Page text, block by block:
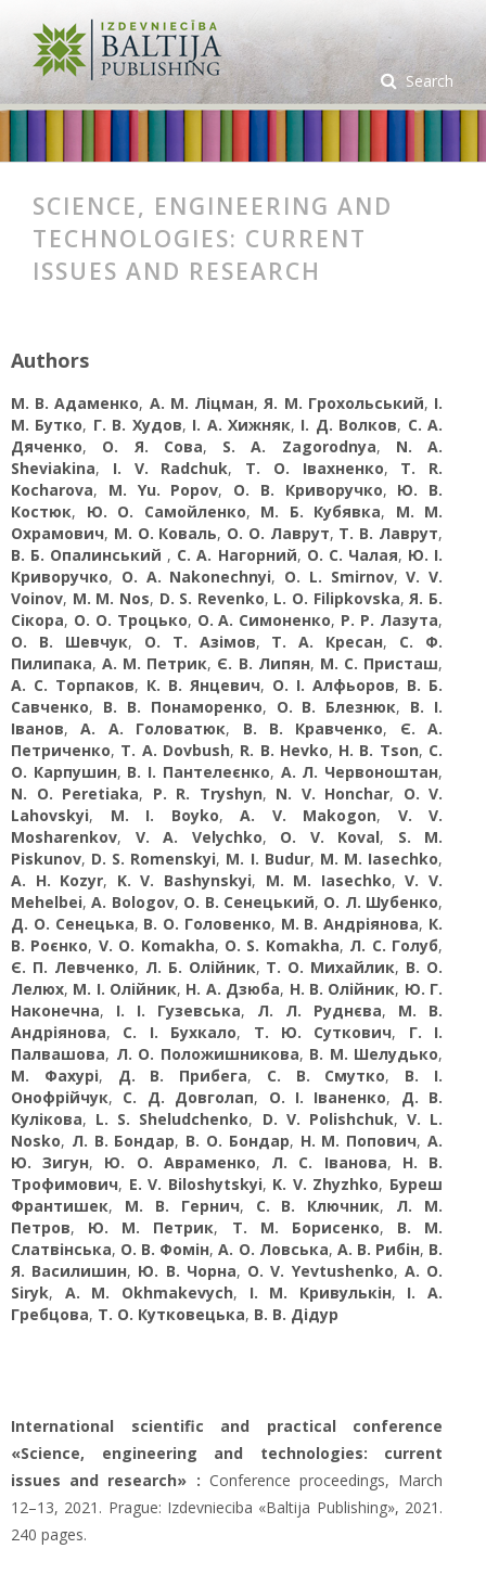
Search
SCIENCE, ENGINEERING AND
TECHNOLOGIES: CURRENT
ISSUES AND RESEARCH
Authors
М. В. Адаменко, А. М. Ліцман,Я. М. Грохольський, І.
М. Бутко, Г. В. Худов, І. А. Хижняк, І. Д. Волков, С. А.
Дяченко, О. Я. Сова, S. A. Zagorodnya, N. A.
Sheviakina, I. V. Radchuk, Т. О. Івахненко, T. R.
Kocharova, M. Yu. Popov, О. В. Криворучко, Ю. В.
Костюк, Ю. О. Самойленко, М. Б. Кубявка, М. М.
Охрамович, М. О. Коваль, О. О. Лаврут, Т. В. Лаврут,
В. Б. Опалинський , С. А. Нагорний, О. С. Чалая, Ю. І.
Криворучко, O. A. Nakonechnyi, O. L. Smirnov,V. V.
Voinov, M. M. Nos, D. S. Revenko, L. O. Filipkovska,Я. Б.
Сікора, О. О. Троцько, О. А. Симоненко, Р. Р. Лазута,
О. В. Шевчук, О. Т. Азімов, Т. А. Кресан, С. Ф.
Пилипака,А. М. Петрик, Є. В. Липян, М. С. Присташ,
А. С. Торпаков, К. В. Янцевич, О. І. Алфьоров, В. Б.
Савченко, В. В. Понаморенко, О. В. Блезнюк, В. І.
Іванов,А. А. Головатюк, В. В. Кравченко, Є. А.
Петриченко, T. A. Dovbush, R. B. Hevko, H. B. Tson, С.
О. Карпушин, В. І. Пантелеєнко, А. Л. Червоноштан,
N. O. Peretiaka, P. R. Tryshyn, N. V. Honchar, O. V.
Lahovskyi, M. I. Boyko, A. V. Makogon, V. V.
Mosharenkov, V. A. Velychko, O. V. Koval, S. M.
Piskunov, D. S. Romenskyi, M. I. Budur, M. М. Iasechko,
A. H. Kozyr, K. V. Bashynskyi, M. M. Iasechko,V. V.
Mehelbei,A. Bologov, О. В. Сенецький, О. Л. Шубенко,
Д. О. Сенецька, В. О. Головенко, М. В. Андріянова, К.
В. Роєнко, V. O. Komakha, О. S. Komakha, Л. С. Голуб,
Є. П. Левченко, Л. Б. Олійник, Т. О. Михайлик, В. О.
Лелюх, М. І. Олійник, Н. А. Дзюба, Н. В. Олійник, Ю. Г.
Наконечна, І. І. Гузевська, Л. Л. Руднєва, М. В.
Андріянова, С. І. Бухкало, Т. Ю. Суткович, Г. І.
Палвашова, Л. О. Положишникова, В. М. Шелудько,
М. Фахурі, Д. В. Прибега, С. В. Смутко, В. І.
Онофрійчук, С. Д. Довголап, О. І. Іваненко, Д. В.
Кулікова, L. S. Sheludchenko, D. V. Polishchuk, V. L.
Nosko, Л. В. Бондар, В. О. Бондар, Н. М. Попович,А.
Ю. Зигун, Ю. О. Авраменко, Л. С. Іванова, Н. В.
Трофимович, E. V. Biloshytskyi, K. V. Zhyzhko, Буреш
Франтишек, М. В. Гернич, С. В. Ключник, Л. М.
Петров, Ю. М. Петрик, Т. М. Борисенко, В. М.
Слатвінська, О. В. Фомін,А. О. Ловська, А. В. Рибін, В.
Я. Василишин, Ю. В. Чорна, O. V. Yevtushenko, А. О.
Siryk, А. М. Okhmakevych, І. М. Кривулькін, І. А.
Гребцова, Т. О. Кутковецька, В. В. Дідур
International scientific and practical conference
«Science, engineering and technologies: current
issues and research» : Conference proceedings, March
12–13, 2021. Prague: Izdevnieciba «Baltija Publishing», 2021.
240 pages.